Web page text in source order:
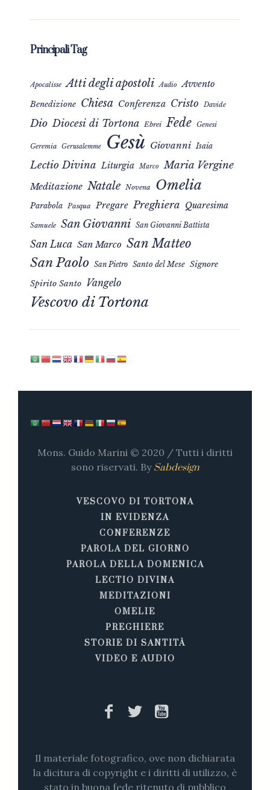
Principali Tag
Apocalisse Atti degli apostoli Audio Avvento
Benedizione Chiesa Conferenza Cristo Davide
Dio Diocesi di Tortona Ebrei Fede Genesi
Geremia Gerusalemme Gesù Giovanni Isaia
Lectio Divina Liturgia Marco Maria Vergine
Meditazione Natale Novena Omelia
Parabola Pasqua Pregare Preghiera Quaresima
Samuele San Giovanni San Giovanni Battista
San Luca San Marco San Matteo
San Paolo San Pietro Santo del Mese Signore
Spirito Santo Vangelo
Vescovo di Tortona
Mons. Guido Marini © 2020 / Tutti i diritti
sono riservati. By Sabdesign
VESCOVO DI TORTONA
IN EVIDENZA
CONFERENZE
PAROLA DEL GIORNO
PAROLA DELLA DOMENICA
LECTIO DIVINA
MEDITAZIONI
OMELIE
PREGHIERE
STORIE DI SANTITÀ
VIDEO E AUDIO
Il materiale fotografico, ove non dichiarata
la dicitura di copyright e i diritti di utilizzo, è
stato in buona fede ritenuto di pubblico